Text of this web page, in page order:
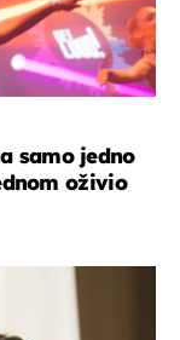
samo jedno
oživio